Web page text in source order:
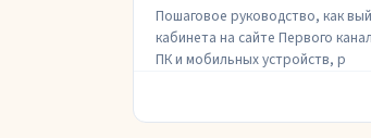
Пошаговое руководство, как
кабинета на сайте Первого
ПК и мобильных устройств, р